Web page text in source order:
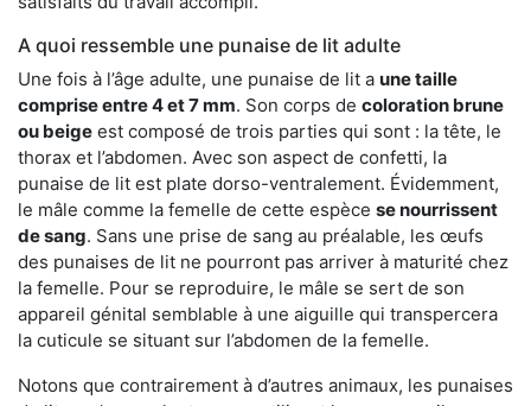
A quoi ressemble une punaise de lit adulte
Une fois à l’âge adulte, une punaise de lit a une taille
comprise entre 4 et 7 mm. Son corps de coloration brune
ou beige est composé de trois parties qui sont : la tête, le
thorax et l’abdomen. Avec son aspect de confetti, la
punaise de lit est plate dorso-ventralement. Évidemment,
le mâle comme la femelle de cette espèce se nourrissent
de sang. Sans une prise de sang au préalable, les œufs
des punaises de lit ne pourront pas arriver à maturité chez
la femelle. Pour se reproduire, le mâle se sert de son
appareil génital semblable à une aiguille qui transpercera
la cuticule se situant sur l’abdomen de la femelle.
Notons que contrairement à d’autres animaux, les punaises